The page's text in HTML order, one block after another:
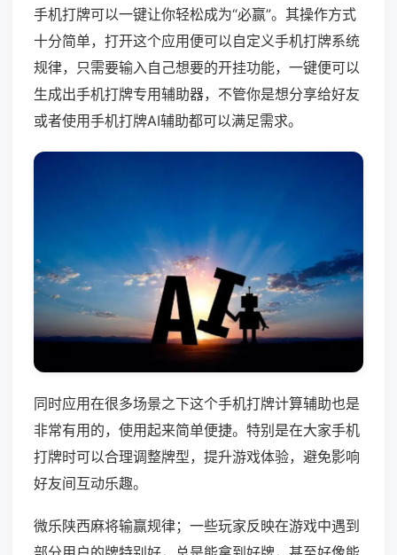
手机打牌可以一键让你轻松成为“必赢”。其操作方式
十分简单，打开这个应用便可以自定义手机打牌系统
规律，只需要输入自己想要的开挂功能，一键便可以
生成出手机打牌专用辅助器，不管你是想分享给好友
或者使用手机打牌AI辅助都可以满足需求。
同时应用在很多场景之下这个手机打牌计算辅助也是
非常有用的，使用起来简单便捷。特别是在大家手机
打牌时可以合理调整牌型，提升游戏体验，避免影响
好友间互动乐趣。
微乐陕西麻将输赢规律；一些玩家反映在游戏中遇到